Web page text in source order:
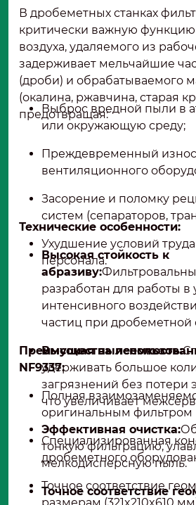
В дробеметных станках
критически важную функцию
воздуха, удаляемого из
задерживает мельчайшие
(дроби) и обрабатываемого
(окалина, ржавчина, старая
предотвращая:
Выброс вредной пыли в
или окружающую среду;
Преждевременный износ
вентиляционного
Засорение и поломку
систем (сепараторов,
Ухудшение условий
персонала.
Технические особенности:
Высокая стойкость к
абразиву:
разработан для работы в
интенсивного
частиц при дробеметной
Высокая пылеемкость:
удерживать большое
загрязнений без потери
что увеличивает
Эффективная очистка:
тонкую фильтрацию,
мелкодисперсную пыль.
Точное соответствие
Преимущества
NF9337:
Полная
оригинальным фильтром
Специализированная
дробеметного
Точное соответствие